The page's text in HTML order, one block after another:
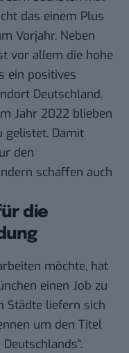
das einem Plus
Vorjahr. Neben
vor allem die hohe
ein positives
Deutschland.
Jahr 2022 blieben
gelistet. Damit
den
schaffen auch
die
möchte, hat
einen Job zu
Städte liefern sich
um den Titel